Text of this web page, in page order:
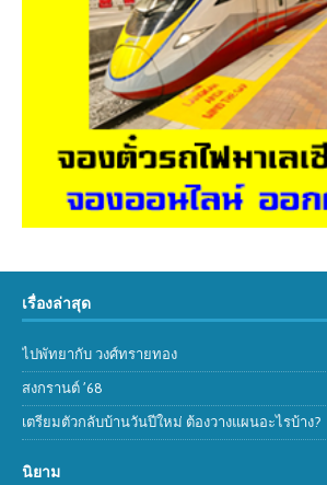
เรื่องล่าสุด
ไปพัทยากับ วงศ์ทรายทอง
สงกรานต์ ’68
เตรียมตัวกลับบ้านวันปีใหม่ ต้องวางแผนอะไรบ้าง?
นิยาม